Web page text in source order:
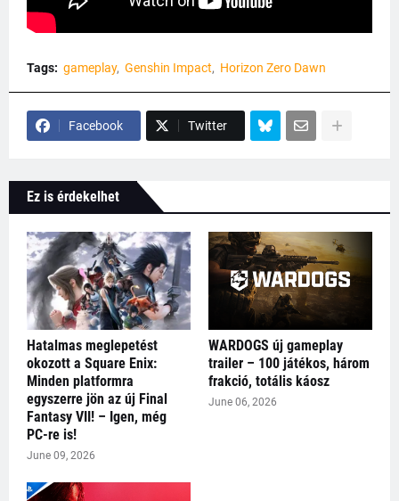
Tags: gameplay Genshin Impact Horizon Zero Dawn
Facebook Twitter
Ez is érdekelhet
Hatalmas meglepetést
okozott a Square Enix:
Minden platformra
egyszerre jön az új Final
Fantasy VII! – Igen, még
PC-re is!
June 09, 2026
WARDOGS új gameplay
trailer – 100 játékos, három
frakció, totális káosz
June 06, 2026